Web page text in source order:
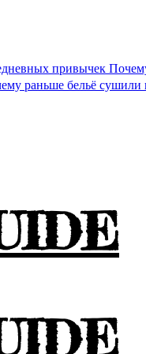
привычек
раньше бельё сушили